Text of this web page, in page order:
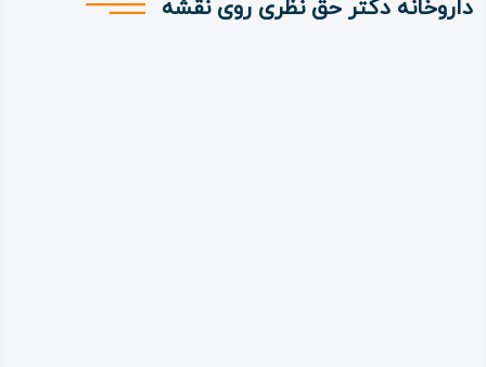
داروخانه دکتر حق نظری روی نقشه